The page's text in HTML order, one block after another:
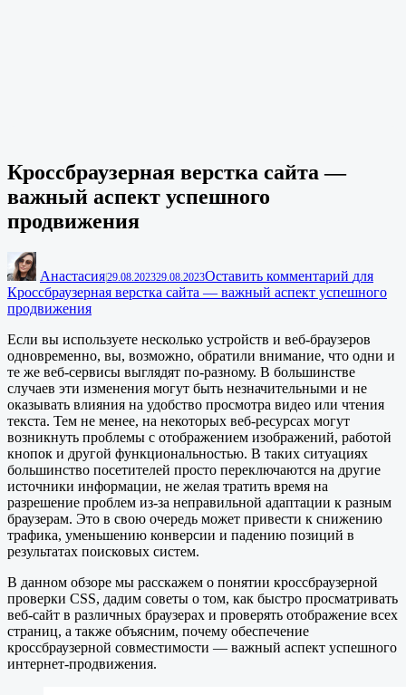
Кроссбраузерная верстка сайта —
важный аспект успешного
продвижения
Анастасия29.08.202329.08.2023Оставить комментарий для
Кроссбраузерная верстка сайта — важный аспект успешного
продвижения
Если вы используете несколько устройств и веб-браузеров
одновременно, вы, возможно, обратили внимание, что одни и
те же веб-сервисы выглядят по-разному. В большинстве
случаев эти изменения могут быть незначительными и не
оказывать влияния на удобство просмотра видео или чтения
текста. Тем не менее, на некоторых веб-ресурсах могут
возникнуть проблемы с отображением изображений, работой
кнопок и другой функциональностью. В таких ситуациях
большинство посетителей просто переключаются на другие
источники информации, не желая тратить время на
разрешение проблем из-за неправильной адаптации к разным
браузерам. Это в свою очередь может привести к снижению
трафика, уменьшению конверсии и падению позиций в
результатах поисковых систем.
В данном обзоре мы расскажем о понятии кроссбраузерной
проверки CSS, дадим советы о том, как быстро просматривать
веб-сайт в различных браузерах и проверять отображение всех
страниц, а также объясним, почему обеспечение
кроссбраузерной совместимости — важный аспект успешного
интернет-продвижения.